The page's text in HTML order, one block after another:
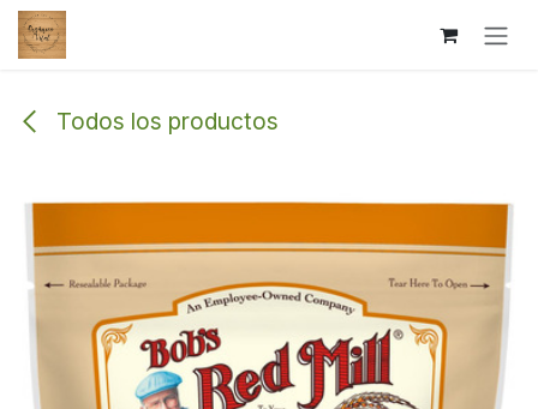
Ir al contenido
Todos los productos